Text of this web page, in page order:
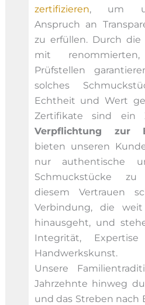
zertifizieren, um
Anspruch an
zu erfüllen. Durch die
mit renommierten,
Prüfstellen
solches
Echtheit und Wert
Zertifikate sind ein
Verpflichtung zur
bieten unseren
nur authentische
Schmuckstücke
diesem Vertrauen
Verbindung, die
hinausgeht, und
Integrität,
Handwerkskunst.
Unsere
Jahrzehnte hinweg
und das Streben nach